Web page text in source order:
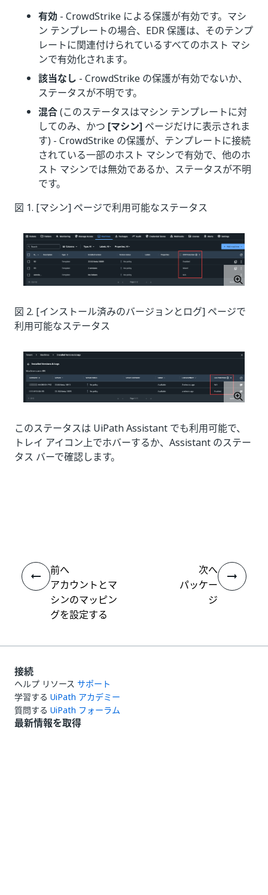
有効 - CrowdStrike による保護が有効です。マシ
ン テンプレートの場合、EDR 保護は、そのテンプ
レートに関連付けられているすべてのホスト マシ
ンで有効化されます。
該当なし - CrowdStrike の保護が有効でないか、
ステータスが不明です。
混合(このステータスはマシン テンプレートに対
してのみ、かつ [マシン] ページだけに表示されま
す) - CrowdStrike の保護が、テンプレートに接続
されている一部のホスト マシンで有効で、他のホ
スト マシンでは無効であるか、ステータスが不明
です。
図 1. [マシン] ページで利用可能なステータス
図 2. [インストール済みのバージョンとログ] ページで
利用可能なステータス
このステータスは UiPath Assistant でも利用可能で、
トレイ アイコン上でホバーするか、Assistant のステー
タス バーで確認します。
前へ
アカウントとマ
シンのマッピン
グを設定する
次へ
パッケー
ジ
接続
ヘルプ リソース サポート
学習する UiPath アカデミー
質問する UiPath フォーラム
最新情報を取得